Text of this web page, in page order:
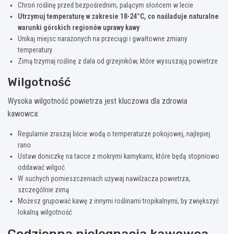
Chroń roślinę przed bezpośrednim, palącym słońcem w lecie
Utrzymuj temperaturę w zakresie 18-24°C, co naśladuje naturalne
warunki górskich regionów uprawy kawy
Unikaj miejsc narażonych na przeciągi i gwałtowne zmiany
temperatury
Zimą trzymaj roślinę z dala od grzejników, które wysuszają powietrze
Wilgotność
Wysoka wilgotność powietrza jest kluczowa dla zdrowia
kawowca:
Regularnie zraszaj liście wodą o temperaturze pokojowej, najlepiej
rano
Ustaw doniczkę na tacce z mokrymi kamykami, które będą stopniowo
oddawać wilgoć
W suchych pomieszczeniach używaj nawilżacza powietrza,
szczególnie zimą
Możesz grupować kawę z innymi roślinami tropikalnymi, by zwiększyć
lokalną wilgotność